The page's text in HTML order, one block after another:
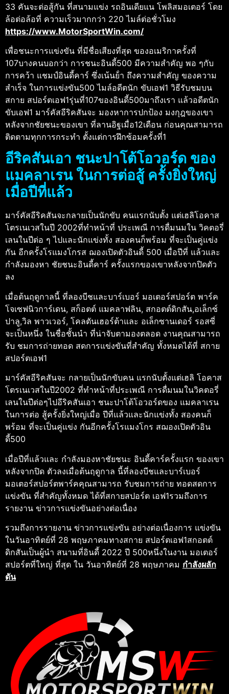
33 คันจะต่อสู้กัน ที่สนามแข่ง รถอินเดียแน โพลิสมอเตอร์ โดย
ล้อต่อล้อที่ ความเร็วมากกว่า 220 ไมล์ต่อชั่วโมง
https://www.MotorSportWin.com/
เพื่อชนะการแข่งขัน ที่มีชื่อเสียงที่สุด ของอเมริกาครั้งที่
107บางคนบอกว่า การชนะอินดี้500 มีความสําคัญ พอ ๆกับ
การคว้า แชมป์อินดี้คาร์ ซึ่งเน้นย้ํา ถึงความสําคัญ ของความ
สําเร็จ ในการแข่งขัน500 ไมล์อดีตนัก ขับเอฟ1 วิธีรับชมบน
สกาย สปอร์ตเอฟ1รุ่นที่107ของอินดี้500มาถึงเรา แล้วอดีตนัก
ขับเอฟ1 มาร์คัสอีริคสันจะ มองหาการปกป้อง มงกุฎของเขา
หลังจากชัยชนะของเขา ที่ลานอิฐเมื่อ12เดือน ก่อนคุณสามารถ
ติดตามทุกการกระทํา ตั้งแต่การฝึกซ้อมครั้งที่1
อีริคสันเอา ชนะปาโต้โอวอร์ด ของ
แมคลาเรน ในการต่อสู้ ครั้งยิ่งใหญ่
เมื่อปีที่แล้ว
มาร์คัสอีริคสันจะกลายเป็นนักขับ คนแรกนับตั้ง แต่เฮลิโอคาส
โตรเนเวสในปี 2002ที่ทําหน้าที่ ประเพณี การดื่มนมใน วิคตอรี่
เลนในปีต่อ ๆ ไปและนักแข่งทั้ง สองคนก็พร้อม ที่จะเป็นคู่แข่ง
กัน อีกครั้งโรแมงโกรส ฌองเปิดตัวอินดี้ 500 เมื่อปีที่ แล้วและ
กําลังมองหา ชัยชนะอินดี้คาร์ ครั้งแรกของเขาหลังจากปิดตัว
ลง
เมื่อต้นฤดูกาลนี้ ที่ลองบีชและบาร์เบอร์ มอเตอร์สปอร์ต พาร์ค
โจเซฟนิวการ์เดน, สก็อตต์ แมคลาฟลิน, สกอตต์ดิกสัน,อเล็กซ์
ปาลู,วิล พาวเวอร์, โคลตันเฮอร์ต้าและ อเล็กซานเดอร์ รอสซี่
จะเป็นหนึ่ง ในชื่อชั้นนํา ที่น่าจับตามองตลอด งานคุณสามารถ
รับ ชมการถ่ายทอด สดการแข่งขันที่สําคัญ ทั้งหมดได้ที่ สกาย
สปอร์ตเอฟ1
มาร์คัสอีริคสันจะ กลายเป็นนักขับคน แรกนับตั้งแต่เฮลิ โอคาส
โตรเนเวสในปี2002 ที่ทําหน้าที่ประเพณี การดื่มนมในวิคตอรี่
เลนในปีต่อๆไปอีริคสันเอา ชนะปาโต้โอวอร์ดของ แมคลาเรน
ในการต่อ สู้ครั้งยิ่งใหญ่เมื่อ ปีที่แล้วและนักแข่งทั้ง สองคนก็
พร้อม ที่จะเป็นคู่แข่ง กันอีกครั้งโรแมงโกร สฌองเปิดตัวอิน
ดี้500
เมื่อปีที่แล้วและ กําลังมองหาชัยชนะ อินดี้คาร์ครั้งแรก ของเขา
หลังจากปิด ตัวลงเมื่อต้นฤดูกาล นี้ที่ลองบีชและบาร์เบอร์
มอเตอร์สปอร์ตพาร์คคุณสามารถ รับชมการถ่าย ทอดสดการ
แข่งขัน ที่สําคัญทั้งหมด ได้ที่สกายสปอร์ต เอฟ1รวมถึงการ
รายงาน ข่าวการแข่งขันอย่างต่อเนื่อง
รวมถึงการรายงาน ข่าวการแข่งขัน อย่างต่อเนื่องการ แข่งขัน
ในวันอาทิตย์ที่ 28 พฤษภาคมทางสกาย สปอร์ตเอฟ1สกอตต์
ดิกสันเป็นผู้นํา สนามที่อินดี้ 2022 ปี 500หนึ่งในงาน มอเตอร์
สปอร์ตที่ใหญ่ ที่สุด ใน วันอาทิตย์ที่ 28 พฤษภาคม กําลังผลัก
ดัน